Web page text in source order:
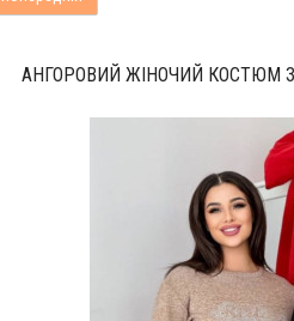
АНГОРОВИЙ ЖІНОЧИЙ КОСТЮМ